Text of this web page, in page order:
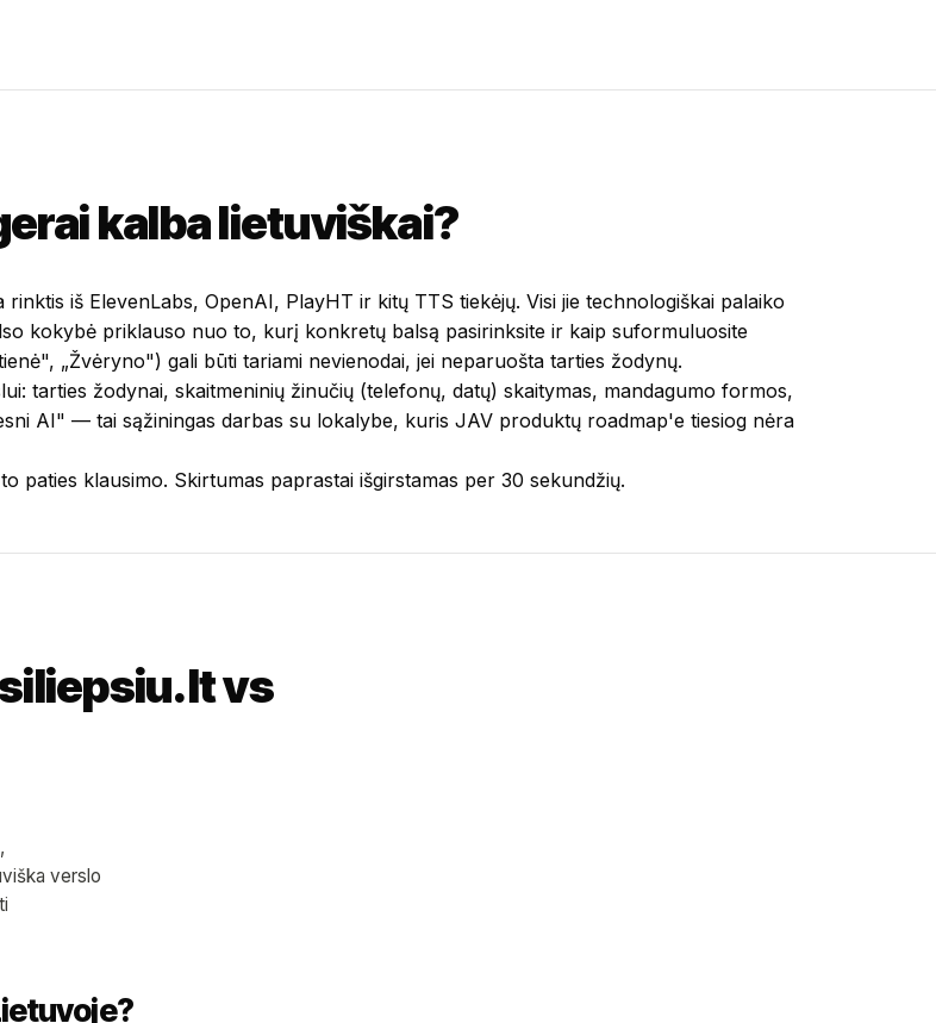
kalba lietuviškai?
iš ElevenLabs, OpenAI, PlayHT ir kitų TTS tiekėjų. Visi jie technologiškai palaiko
kokybė priklauso nuo to, kurį konkretų balsą pasirinksite ir kaip suformuluosite
„Žvėryno") gali būti tariami nevienodai, jei neparuošta tarties žodynų.
tarties žodynai, skaitmeninių žinučių (telefonų, datų) skaitymas, mandagumo formos,
AI" — tai sąžiningas darbas su lokalybe, kuris JAV produktų roadmap'e tiesiog nėra
paties klausimo. Skirtumas paprastai išgirstamas per 30 sekundžių.
vs
verslo